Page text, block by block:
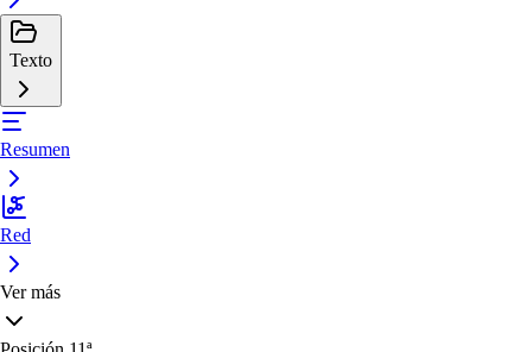
Texto
Resumen
Red
Ver más